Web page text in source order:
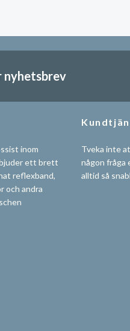
nyhetsbrev
inom
ett brett
reflexband,
och andra
Tveka inte
någon fråga
alltid så